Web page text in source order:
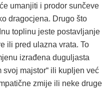
umanjiti i prodor sunčeve
dragocjena. Drugo što
toplinu jeste postavljanje
ili pred ulazna vrata. To
izrađena duguljasta
svoj majstor“ ili kupljen već
zmije ili neke druge